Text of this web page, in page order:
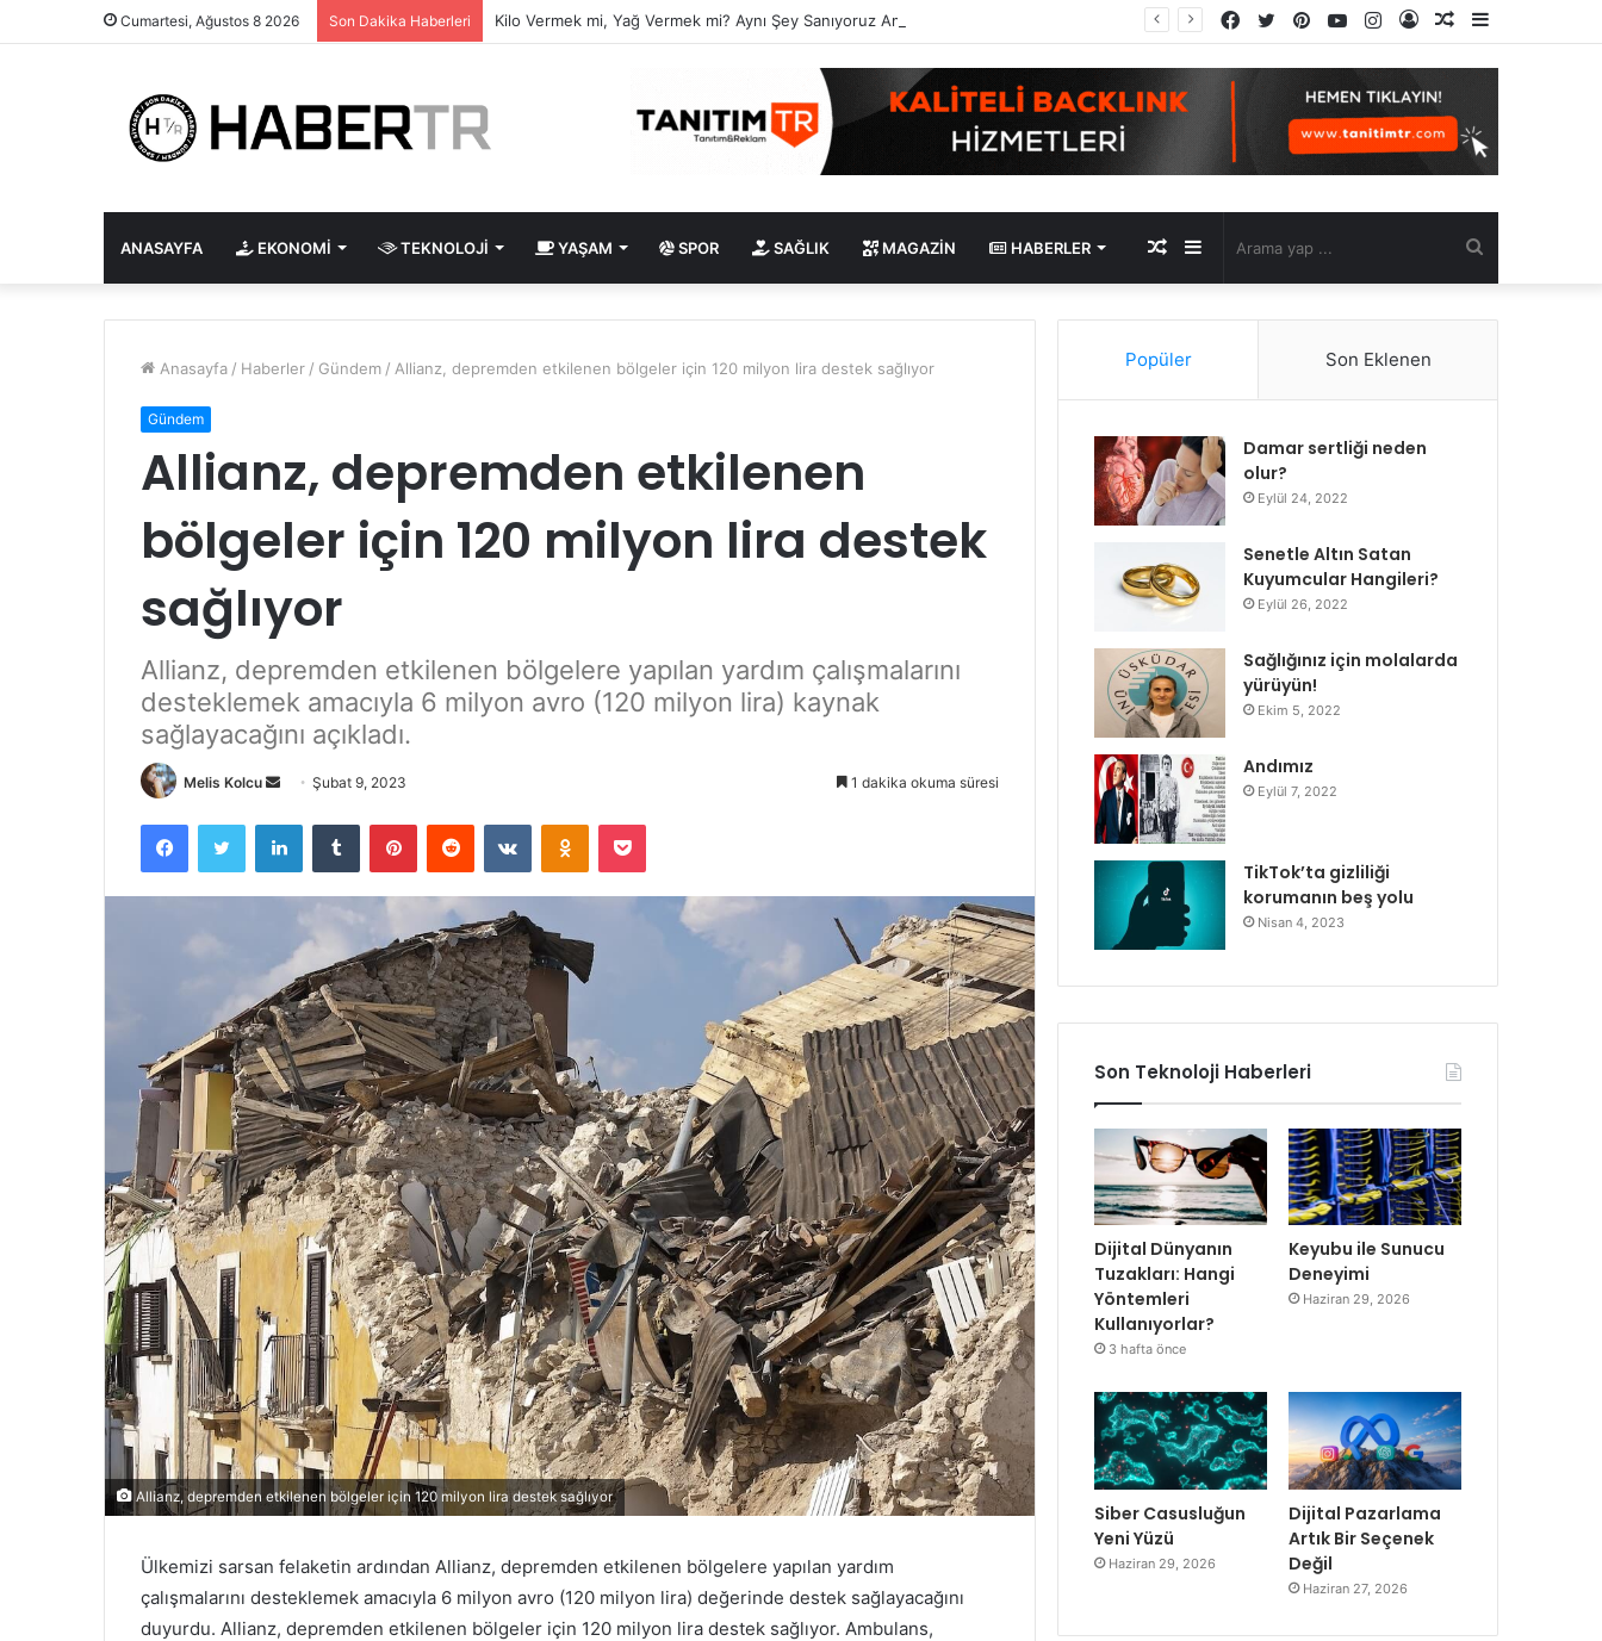
Cumartesi, Ağustos 8 2026 Son Dakika Haberleri Kilo Vermek mi, Yağ Vermek mi? Aynı Şey Sanıyoruz Ama Değil!
Kenar
Rastgele
Kayıt
Instagram
YouTube
Pinterest
Twitter
Facebook
ANASAYFA EKONOMI TEKNOLOJI YAŞAM SPOR SAĞLIK MAGAZIN HABERLER
yap
Kenar
Bölmesi
Rastgele
Makale
Anasayfa / Haberler / Gündem / Allianz, depremden etkilenen bölgeler için 120 milyon lira destek sağlıyor
Gündem
Allianz, depremden etkilenen
bölgeler için 120 milyon lira destek
sağlıyor
Allianz, depremden etkilenen bölgelere yapılan yardım çalışmalarını
desteklemek amacıyla 6 milyon avro (120 milyon lira) kaynak
sağlayacağını açıkladı.
Melis Kolcu
Bir
göndermek
Şubat 9, 2023 1 dakika okuma süresi
FacebookTwitter LinkedInTumblr PinterestReddit VKontakteOdnoklassniki
Pocket
Allianz, depremden etkilenen bölgeler için 120 milyon lira destek sağlıyor
Ülkemizi sarsan felaketin ardından Allianz, depremden etkilenen bölgelere yapılan yardım
çalışmalarını desteklemek amacıyla 6 milyon avro (120 milyon lira) değerinde destek sağlayacağını
duyurdu. Allianz, depremden etkilenen bölgeler için 120 milyon lira destek sağlıyor. Ambulans,
Popüler Son Eklenen
Damar sertliği neden
olur?
Eylül 24, 2022
Senetle Altın Satan
Kuyumcular Hangileri?
Eylül 26, 2022
Sağlığınız için molalarda
yürüyün!
Ekim 5, 2022
Andımız
Eylül 7, 2022
TikTok’ta gizliliği
korumanın beş yolu
Nisan 4, 2023
Son Teknoloji Haberleri
Dijital Dünyanın
Tuzakları: Hangi
Yöntemleri
Kullanıyorlar?
3 hafta önce
Keyubu ile Sunucu
Deneyimi
Haziran 29, 2026
Siber Casusluğun
Yeni Yüzü
Haziran 29, 2026
Dijital Pazarlama
Artık Bir Seçenek
Değil
Haziran 27, 2026